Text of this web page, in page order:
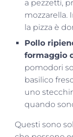
a pezzetti,
mozzarella.
la pizza è
Pollo
formaggio
pomodori
basilico
uno
quando
Questi sono